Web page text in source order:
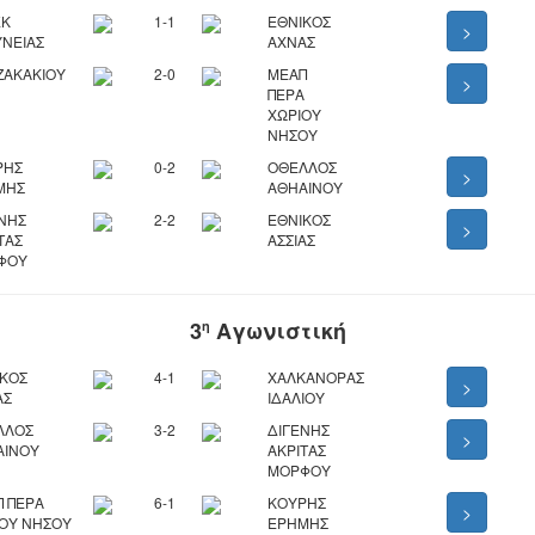
1-1
ΕΘΝΙΚΟΣ
ΑΧΝΑΣ
>
2-0
ΜΕΑΠ
ΠΕΡΑ
ΧΩΡΙΟΥ
ΝΗΣΟΥ
>
0-2
ΟΘΕΛΛΟΣ
ΑΘΗΑΙΝΟΥ
>
2-2
ΕΘΝΙΚΟΣ
ΑΣΣΙΑΣ
>
3η Αγωνιστική
4-1
ΧΑΛΚΑΝΟΡΑΣ
ΙΔΑΛΙΟΥ
>
3-2
ΔΙΓΕΝΗΣ
ΑΚΡΙΤΑΣ
ΜΟΡΦΟΥ
>
ΠΕΡΑ
ΝΗΣΟΥ
6-1
ΚΟΥΡΗΣ
ΕΡΗΜΗΣ
>